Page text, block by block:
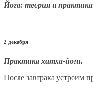
Йога: теория и
2 декабря
Практика хатха-йоги.
После завтрака устроим